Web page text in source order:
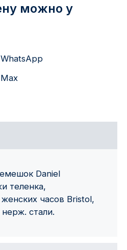
можно у
Max
Daniel
теленка,
часов Bristol,
стали.